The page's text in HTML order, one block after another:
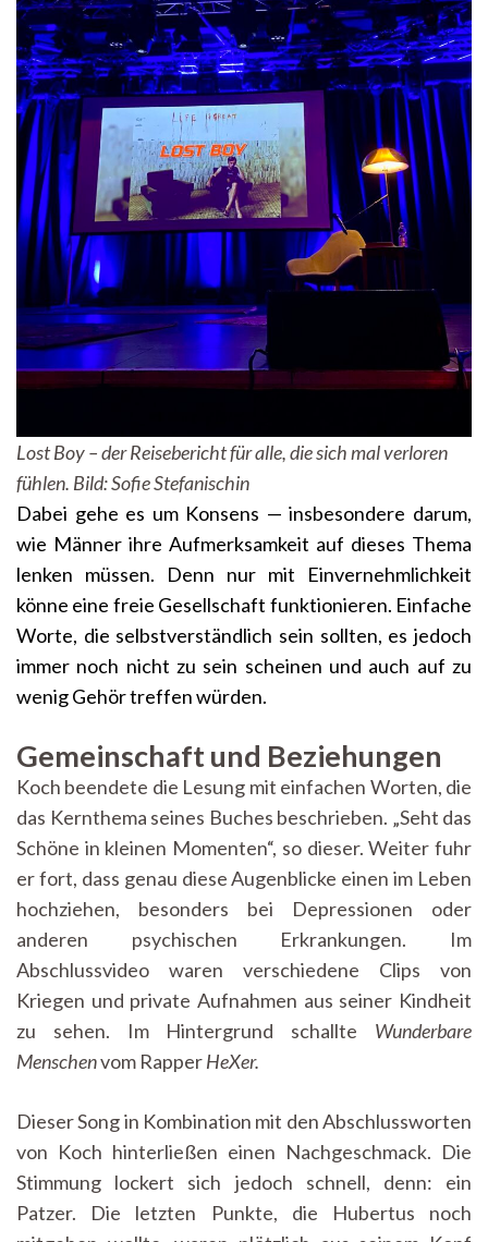
Lost Boy – der Reisebericht für alle, die sich mal verloren
fühlen. Bild: Sofie Stefanischin
Dabei gehe es um Konsens — insbesondere darum,
wie Männer ihre Aufmerksamkeit auf dieses Thema
lenken müssen. Denn nur mit Einvernehmlichkeit
könne eine freie Gesellschaft funktionieren. Einfache
Worte, die selbstverständlich sein sollten, es jedoch
immer noch nicht zu sein scheinen und auch auf zu
wenig Gehör treffen würden.
Gemeinschaft und Beziehungen
Koch beendete die Lesung mit einfachen Worten, die
das Kernthema seines Buches beschrieben. „Seht das
Schöne in kleinen Momenten“, so dieser. Weiter fuhr
er fort, dass genau diese Augenblicke einen im Leben
hochziehen, besonders bei Depressionen oder
anderen psychischen Erkrankungen. Im
Abschlussvideo waren verschiedene Clips von
Kriegen und private Aufnahmen aus seiner Kindheit
zu sehen. Im Hintergrund schallte Wunderbare
Menschenvom RapperHeXer.
Dieser Song in Kombination mit den Abschlussworten
von Koch hinterließen einen Nachgeschmack. Die
Stimmung lockert sich jedoch schnell, denn: ein
Patzer. Die letzten Punkte, die Hubertus noch